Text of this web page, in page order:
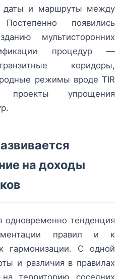
даты и маршруты между
появились
мультисторонних
процедур —
коридоры,
режимы вроде TIR
проекты упрощения
на доходы
одновременно тенденция
правил и к
гармонизации. С одной
и различия в правилах
на территорию соседних